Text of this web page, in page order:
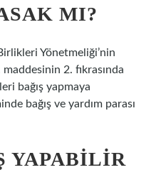
MI?
Yönetmeliği’nin
2. fıkrasında
bağış yapmaya
bağış ve yardım parası
YAPABILIR